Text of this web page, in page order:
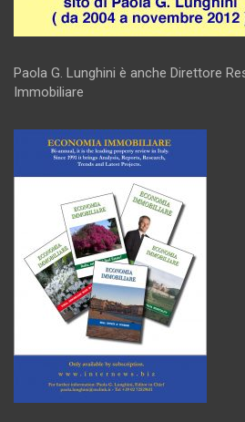
Paola G. Lunghini è anche Direttore
Immobiliare